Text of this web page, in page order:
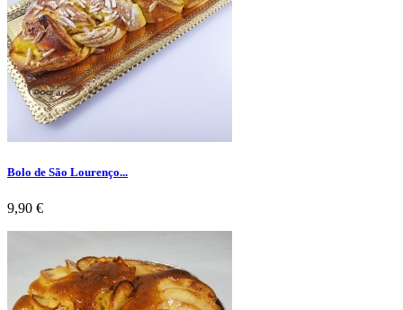
Bolo de São Lourenço...
Preço
9,90 €